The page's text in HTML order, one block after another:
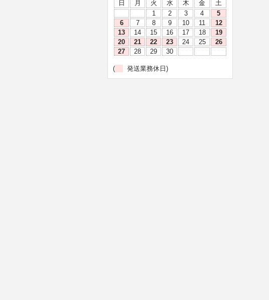
日
月 火 水 木 金
土
1
2 3 4
5
6
7 8 9 10 11
12
13
14 15 16 17 18
19
20
21 22 23 24 25
26
27
28 29 30
( 発送業務休日)